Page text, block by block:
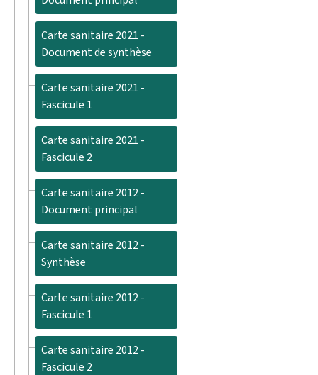
Carte sanitaire 2021 -
Document de synthèse
Carte sanitaire 2021 -
Fascicule 1
Carte sanitaire 2021 -
Fascicule 2
Carte sanitaire 2012 -
Document principal
Carte sanitaire 2012 -
Synthèse
Carte sanitaire 2012 -
Fascicule 1
Carte sanitaire 2012 -
Fascicule 2